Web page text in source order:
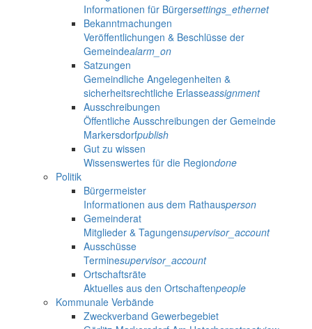
Informationen für Bürgersettings_ethernet
Bekanntmachungen
Veröffentlichungen & Beschlüsse der
Gemeindealarm_on
Satzungen
Gemeindliche Angelegenheiten &
sicherheitsrechtliche Erlasseassignment
Ausschreibungen
Öffentliche Ausschreibungen der Gemeinde
Markersdorfpublish
Gut zu wissen
Wissenswertes für die Regiondone
Politik
Bürgermeister
Informationen aus dem Rathausperson
Gemeinderat
Mitglieder & Tagungensupervisor_account
Ausschüsse
Terminesupervisor_account
Ortschaftsräte
Aktuelles aus den Ortschaftenpeople
Kommunale Verbände
Zweckverband Gewerbegebiet